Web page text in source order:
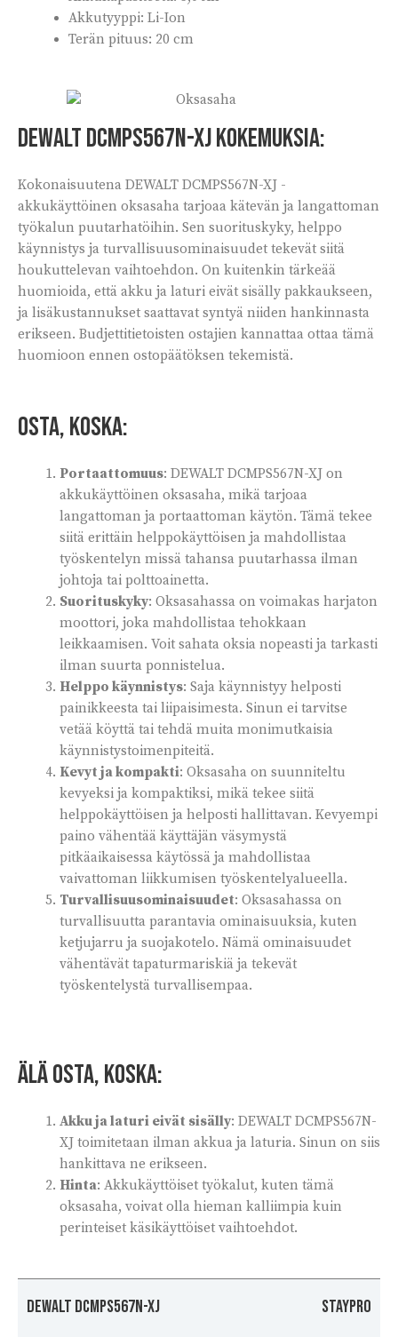
Akkutyyppi: Li-Ion
Terän pituus: 20 cm
Dewalt DCMPS567N-XJ kokemuksia:
Kokonaisuutena DEWALT DCMPS567N-XJ -
akkukäyttöinen oksasaha tarjoaa kätevän ja langattoman
työkalun puutarhatöihin. Sen suorituskyky, helppo
käynnistys ja turvallisuusominaisuudet tekevät siitä
houkuttelevan vaihtoehdon. On kuitenkin tärkeää
huomioida, että akku ja laturi eivät sisälly pakkaukseen,
ja lisäkustannukset saattavat syntyä niiden hankinnasta
erikseen. Budjettitietoisten ostajien kannattaa ottaa tämä
huomioon ennen ostopäätöksen tekemistä.
Osta, koska:
Portaattomuus: DEWALT DCMPS567N-XJ on
akkukäyttöinen oksasaha, mikä tarjoaa
langattoman ja portaattoman käytön. Tämä tekee
siitä erittäin helppokäyttöisen ja mahdollistaa
työskentelyn missä tahansa puutarhassa ilman
johtoja tai polttoainetta.
Suorituskyky: Oksasahassa on voimakas harjaton
moottori, joka mahdollistaa tehokkaan
leikkaamisen. Voit sahata oksia nopeasti ja tarkasti
ilman suurta ponnistelua.
Helppo käynnistys: Saja käynnistyy helposti
painikkeesta tai liipaisimesta. Sinun ei tarvitse
vetää köyttä tai tehdä muita monimutkaisia
käynnistystoimenpiteitä.
Kevyt ja kompakti: Oksasaha on suunniteltu
kevyeksi ja kompaktiksi, mikä tekee siitä
helppokäyttöisen ja helposti hallittavan. Kevyempi
paino vähentää käyttäjän väsymystä
pitkäaikaisessa käytössä ja mahdollistaa
vaivattoman liikkumisen työskentelyalueella.
Turvallisuusominaisuudet: Oksasahassa on
turvallisuutta parantavia ominaisuuksia, kuten
ketjujarru ja suojakotelo. Nämä ominaisuudet
vähentävät tapaturmariskiä ja tekevät
työskentelystä turvallisempaa.
Älä osta, koska:
Akku ja laturi eivät sisälly: DEWALT DCMPS567N-
XJ toimitetaan ilman akkua ja laturia. Sinun on siis
hankittava ne erikseen.
Hinta: Akkukäyttöiset työkalut, kuten tämä
oksasaha, voivat olla hieman kalliimpia kuin
perinteiset käsikäyttöiset vaihtoehdot.
DEWALT DCMPS567N-XJ Staypro